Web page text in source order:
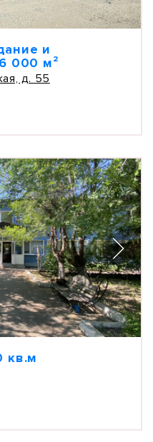
и
000 м²
д. 55
кв.м